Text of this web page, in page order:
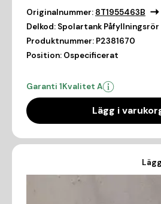
Originalnummer: 8T1955463B
Delkod: Spolartank Påfyllningsrör
Produktnummer: P2381670
Position: Ospecificerat
Garanti 1Kvalitet A
Lägg i